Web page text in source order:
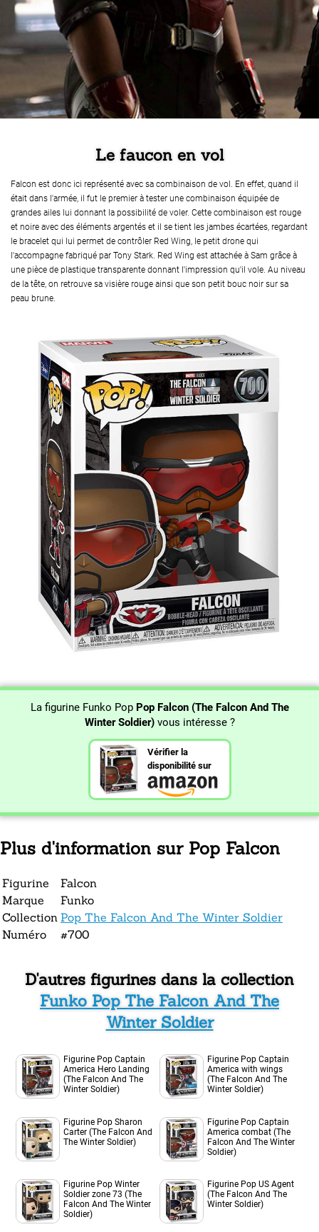
Le faucon en vol
Falcon est donc ici représenté avec sa combinaison de vol. En effet, quand il
était dans l'armée, il fut le premier à tester une combinaison équipée de
grandes ailes lui donnant la possibilité de voler. Cette combinaison est rouge
et noire avec des éléments argentés et il se tient les jambes écartées, regardant
le bracelet qui lui permet de contrôler Red Wing, le petit drone qui
l'accompagne fabriqué par Tony Stark. Red Wing est attachée à Sam grâce à
une pièce de plastique transparente donnant l'impression qu'il vole. Au niveau
de la tête, on retrouve sa visière rouge ainsi que son petit bouc noir sur sa
peau brune.
La figurine Funko Pop Pop Falcon (The Falcon And The
Winter Soldier)vous intéresse ?
Vérifier la
disponibilité sur
Plus d'information sur Pop Falcon
Figurine
Falcon
Marque
Funko
Collection Pop The Falcon And The Winter Soldier
Numéro
#700
D'autres figurines dans la collection
Funko Pop The Falcon And The
Winter Soldier
Figurine Pop Captain
America Hero Landing
(The Falcon And The
Winter Soldier)
Figurine Pop Captain
America with wings
(The Falcon And The
Winter Soldier)
Figurine Pop Sharon
Carter (The Falcon And
The Winter Soldier)
Figurine Pop Captain
America combat (The
Falcon And The Winter
Soldier)
Figurine Pop Winter
Soldier zone 73 (The
Falcon And The Winter
Soldier)
Figurine Pop US Agent
(The Falcon And The
Winter Soldier)